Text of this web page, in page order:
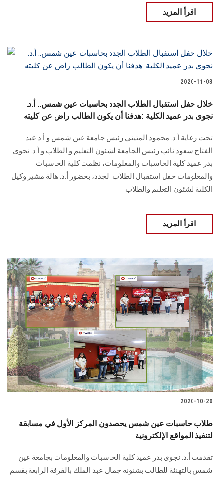
اقرأ المزيد
2020-11-03
خلال حفل استقبال الطلاب الجدد بحاسبات عين شمس.. أ.د.
نجوى بدر عميد الكلية :هدفنا أن يكون الطالب راض عن كليته
تحت رعاية أ.د. محمود المتيني رئيس جامعة عين شمس و أ.د.عبد
الفتاح سعود نائب رئيس الجامعة لشئون التعليم و الطلاب و أ.د. نجوى
بدر عميد كلية الحاسبات والمعلومات، نظمت كلية الحاسبات
والمعلومات حفل استقبال الطلاب الجدد، بحضور أ.د. هالة مشير وكيل
الكلية لشئون التعليم والطلاب
اقرأ المزيد
2020-10-20
طلاب حاسبات عين شمس يحصدون المركز الأول في مسابقة
لتنفيذ المواقع الإلكترونية
تقدمت أ.د. نجوى بدر عميد كلية الحاسبات والمعلومات بجامعة عين
شمس بالتهنئة للطالب بشنونه جمال عبد الملك بالفرقة الرابعة بقسم